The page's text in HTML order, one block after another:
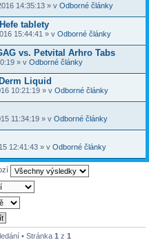
14:35:13 » v Odborné články
tablety
15:44:41 » v Odborné články
vs. Petvital Arhro Tabs
» v Odborné články
Liquid
10:21:19 » v Odborné články
11:34:19 » v Odborné články
12:41:43 » v Odborné články
• Stránka 1 z 1